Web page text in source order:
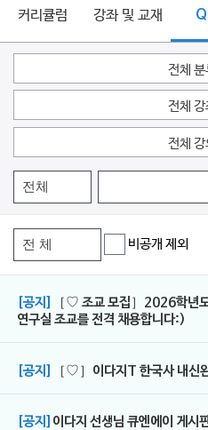
커리큘럼 강좌 및 교재
전체 분
전체 강
전체 강
비공개 제외
[공지]
［♡ 조교 모집］2026학년
연구실 조교를 전격 채용합니다:)
[공지] ［♡］이다지T 한국사 내신
[공지] 이다지 선생님 큐엔에이 게시